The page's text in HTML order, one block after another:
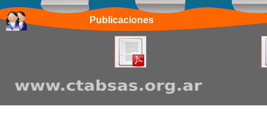
Publicaciones